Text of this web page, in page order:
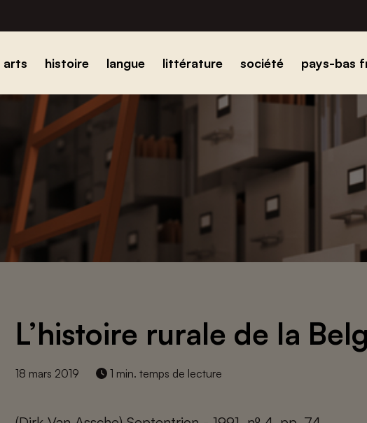
arts histoire langue littérature société pays-bas
L’histoire rurale de la
18 mars 2019 1 min. temps de lecture